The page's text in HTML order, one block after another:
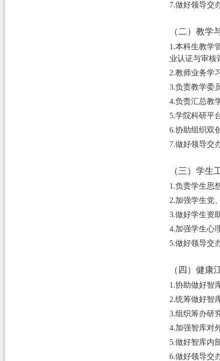
7.做好领导交
（二）教学
1.本科生教学
业认证与审核
2.教师业务学
3.负责教学委
4.负责汇总教
5.学院科研平
6.协助组织双
7.做好领导交
（三）学生
1.负责学生思
2.加强学生党
3.做好学生资
4.加强学生心
5.做好领导交
（四）健康
1 .协助做好智
2.统筹做好智
3.组织筹办研
4.加强智库对
5.做好智库内
6.做好领导交